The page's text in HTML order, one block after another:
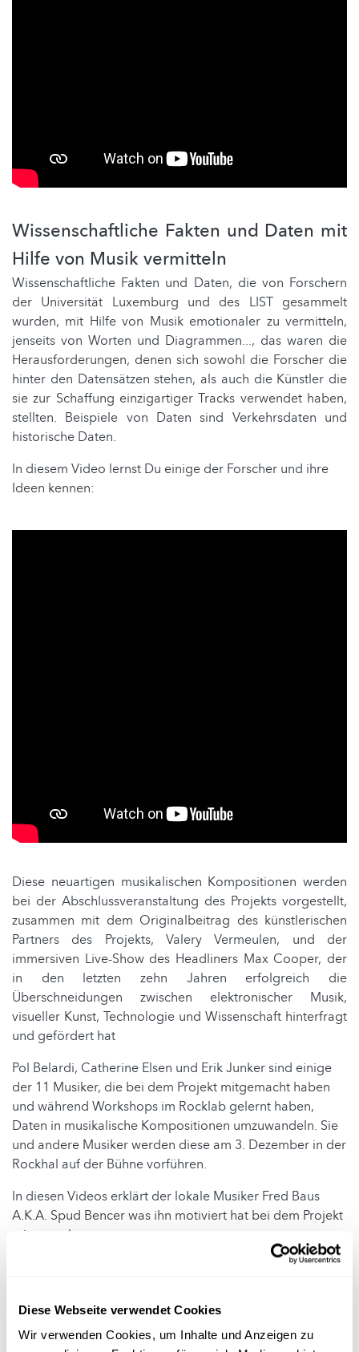
Diese Webseite verwendet Cookies
Wir verwenden Cookies, um Inhalte und Anzeigen zu
Wissenschaftliche Fakten und Daten mit
Hilfe von Musik vermitteln
Wissenschaftliche Fakten und Daten, die von Forschern
der Universität Luxemburg und des LIST gesammelt
wurden, mit Hilfe von Musik emotionaler zu vermitteln,
jenseits von Worten und Diagrammen..., das waren die
Herausforderungen, denen sich sowohl die Forscher die
hinter den Datensätzen stehen, als auch die Künstler die
sie zur Schaffung einzigartiger Tracks verwendet haben,
stellten. Beispiele von Daten sind Verkehrsdaten und
historische Daten.
In diesem Video lernst Du einige der Forscher und ihre
Ideen kennen:
Diese neuartigen musikalischen Kompositionen werden
bei der Abschlussveranstaltung des Projekts vorgestellt,
zusammen mit dem Originalbeitrag des künstlerischen
Partners des Projekts, Valery Vermeulen, und der
immersiven Live-Show des Headliners Max Cooper, der
in den letzten zehn Jahren erfolgreich die
Überschneidungen zwischen elektronischer Musik,
visueller Kunst, Technologie und Wissenschaft hinterfragt
und gefördert hat
Pol Belardi, Catherine Elsen und Erik Junker sind einige
der 11 Musiker, die bei dem Projekt mitgemacht haben
und während Workshops im Rocklab gelernt haben,
Daten in musikalische Kompositionen umzuwandeln. Sie
und andere Musiker werden diese am 3. Dezember in der
Rockhal auf der Bühne vorführen.
In diesen Videos erklärt der lokale Musiker Fred Baus
A.K.A. Spud Bencer was ihn motiviert hat bei dem Projekt
mitzumachen: